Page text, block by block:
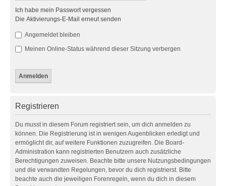
Ich habe mein Passwort vergessen
Die Aktivierungs-E-Mail erneut senden
Angemeldet bleiben
Meinen Online-Status während dieser Sitzung verbergen
Registrieren
Du musst in diesem Forum registriert sein, um dich anmelden zu
können. Die Registrierung ist in wenigen Augenblicken erledigt und
ermöglicht dir, auf weitere Funktionen zuzugreifen. Die Board-
Administration kann registrierten Benutzern auch zusätzliche
Berechtigungen zuweisen. Beachte bitte unsere Nutzungsbedingungen
und die verwandten Regelungen, bevor du dich registrierst. Bitte
beachte auch die jeweiligen Forenregeln, wenn du dich in diesem